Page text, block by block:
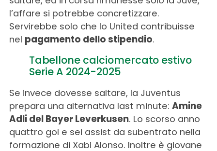
l’affare si potrebbe concretizzare.
Servirebbe solo che lo United contribuisse
nel pagamento dello stipendio.
Tabellone calciomercato estivo
Serie A 2024-2025
Se invece dovesse saltare, la Juventus
prepara una alternativa last minute: Amine
Adli del Bayer Leverkusen. Lo scorso anno
quattro gol e sei assist da subentrato nella
formazione di Xabi Alonso. Inoltre è giovane